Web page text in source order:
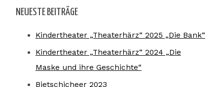
NEUESTE BEITRÄGE
Kindertheater „Theaterhärz“ 2025 „Die Bank“
Kindertheater „Theaterhärz“ 2024 „Die
Maske und ihre Geschichte“
Bietschicheer 2023